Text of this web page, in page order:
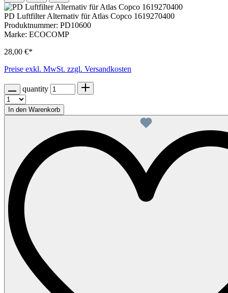
PD Luftfilter Alternativ für Atlas Copco 1619270400
Produktnummer: PD10600
Marke: ECOCOMP
28,00 €*
Preise exkl. MwSt. zzgl. Versandkosten
quantity
In den Warenkorb